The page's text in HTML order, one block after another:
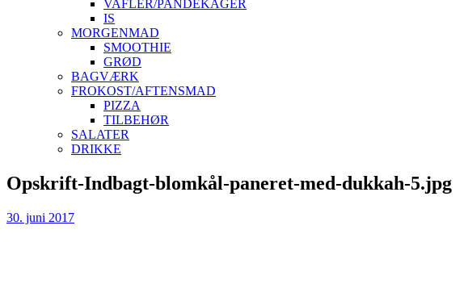
VAFLER/PANDEKAGER
IS
MORGENMAD
SMOOTHIE
GRØD
BAGVÆRK
FROKOST/AFTENSMAD
PIZZA
TILBEHØR
SALATER
DRIKKE
Skip
to
Opskrift-Indbagt-blomkål-paneret-med-dukkah-5.jpg
30. juni 2017